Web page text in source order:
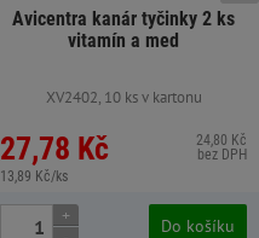
Avicentra kanár tyčinky 2 ks
vitamín a med
XV2402, 10 ks v kartonu
27,78 Kč
13,89 Kč/ks
24,80 Kč
bez DPH
+
Do košíku